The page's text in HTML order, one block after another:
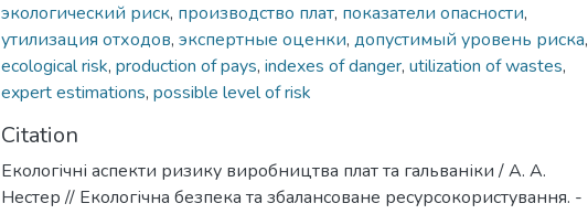
экологический риск, производство плат, показатели опасности,
утилизация отходов, экспертные оценки, допустимый уровень риска,
ecological risk, production of pays, indexes of danger, utilization of wastes,
expert estimations, possible level of risk
Citation
Екологічні аспекти ризику виробництва плат та гальваніки / А. А.
Нестер // Екологічна безпека та збалансоване ресурсокористування. -